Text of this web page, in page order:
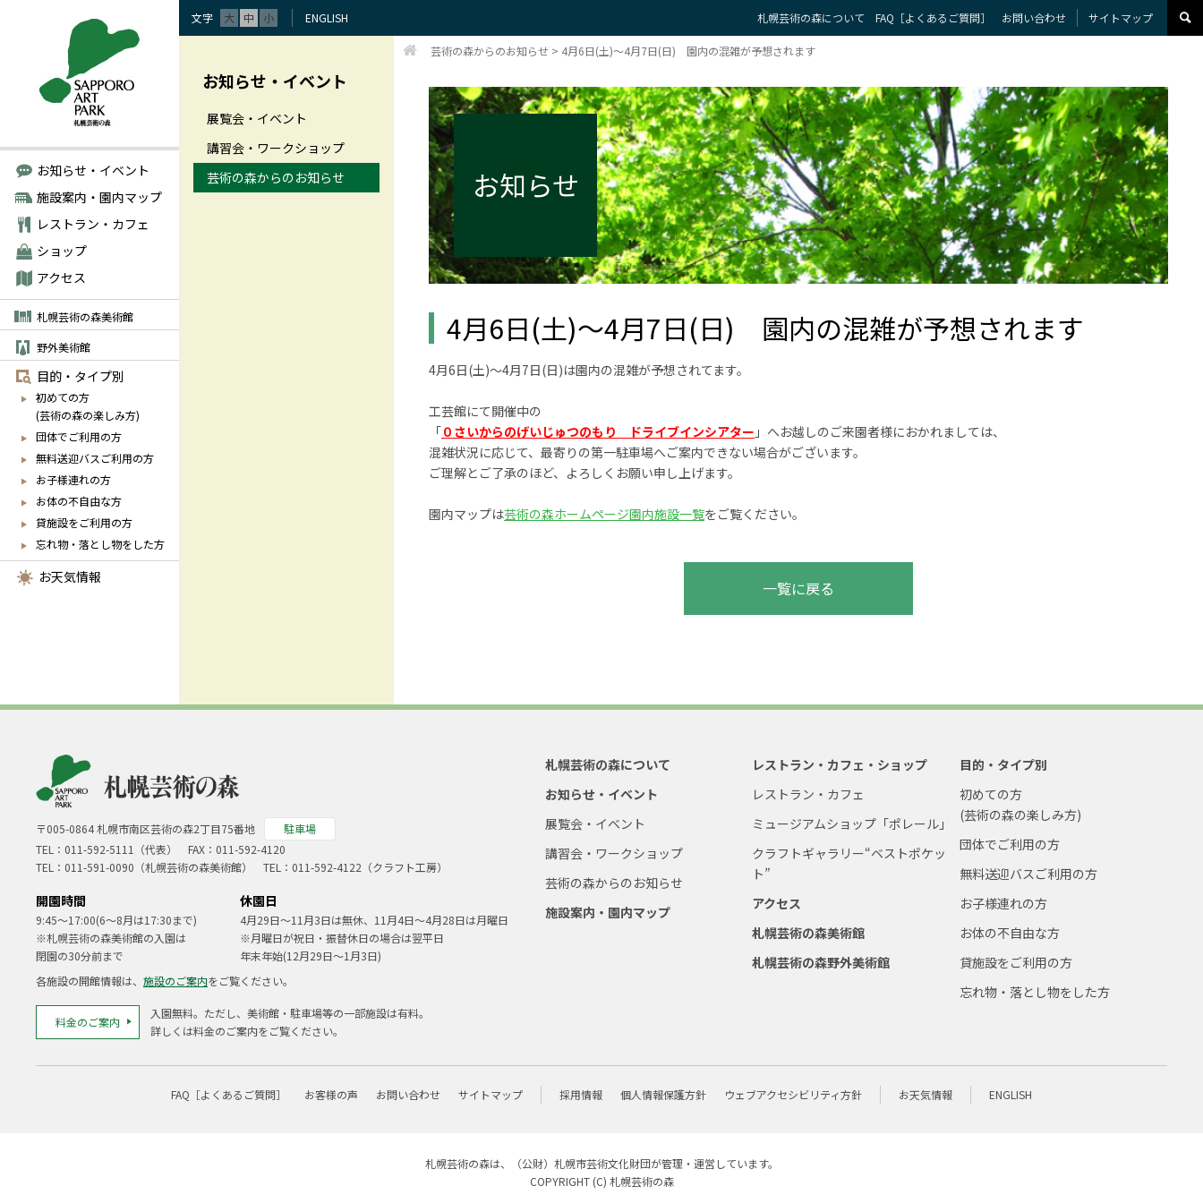
お知らせ・イベント
お知らせ・イベント
展覧会・イベント
講習会・ワークショップ
芸術の森からのお知らせ
施設案内・園内マップ
レストラン・カフェ
ショップ
アクセス
札幌芸術の森美術館
野外美術館
目的・タイプ別
初めての方
(芸術の森の楽しみ方)
団体でご利用の方
無料送迎バスご利用の方
お子様連れの方
お体の不自由な方
貸施設をご利用の方
忘れ物・落とし物をした方
お天気情報
文字 大 中 小 ENGLISH 札幌芸術の森について FAQ［よくあるご質問］ お問い合わせ サイトマップ
芸術の森からのお知らせ > 4月6日(土)～4月7日(日) 園内の混雑が予想されます
お知らせ
4月6日(土)～4月7日(日) 園内の混雑が予想されます
4月6日(土)～4月7日(日)は園内の混雑が予想されてます。
工芸館にて開催中の
「０さいからのげいじゅつのもり ドライブインシアター 」へお越しのご来園者様におかれましては、
混雑状況に応じて、最寄りの第一駐車場へご案内できない場合がございます。
ご理解とご了承のほど、よろしくお願い申し上げます。
園内マップは芸術の森ホームページ園内施設一覧をご覧ください。
一覧に戻る
〒005-0864 札幌市南区芸術の森2丁目75番地
駐車場
TEL： 011-592-5111（代表）
FAX：011-592-4120
TEL： 011-591-0090 （札幌芸術の森美術館） TEL： 011-592-4122 （クラフト工房）
開園時間
9:45～17:00(6～8月は17:30まで)
※札幌芸術の森美術館の入園は
閉園の30分前まで
休園日
4月29日～11月3日は無休、11月4日～4月28日は月曜日
※月曜日が祝日・振替休日の場合は翌平日
年末年始(12月29日～1月3日)
各施設の開館情報は、 施設のご案内をご覧ください。
料金のご案内
入園無料。ただし、美術館・駐車場等の一部施設は有料。
詳しくは料金のご案内をご覧ください。
札幌芸術の森について
お知らせ・イベント
展覧会・イベント
講習会・ワークショップ
芸術の森からのお知らせ
施設案内・園内マップ
レストラン・カフェ・ショップ
レストラン・カフェ
ミュージアムショップ「ポレール」
クラフトギャラリー“ベストポケッ
ト”
アクセス
札幌芸術の森美術館
札幌芸術の森野外美術館
目的・タイプ別
初めての方
(芸術の森の楽しみ方)
団体でご利用の方
無料送迎バスご利用の方
お子様連れの方
お体の不自由な方
貸施設をご利用の方
忘れ物・落とし物をした方
FAQ［よくあるご質問］ お客様の声 お問い合わせ サイトマップ 採用情報 個人情報保護方針 ウェブアクセシビリティ方針 お天気情報 ENGLISH
札幌芸術の森は、（公財） 札幌市芸術文化財団が管理・運営しています。
COPYRIGHT (C) 札幌芸術の森